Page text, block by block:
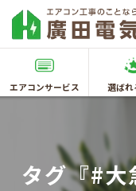
エアコンサービス 選ばれ
タグ『#大